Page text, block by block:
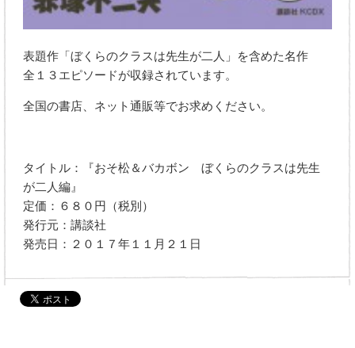
表題作「ぼくらのクラスは先生が二人」を含めた名作
全１３エピソードが収録されています。
全国の書店、ネット通販等でお求めください。
タイトル：『おそ松＆バカボン ぼくらのクラスは先生
が二人編』
定価：６８０円（税別）
発行元：講談社
発売日：２０１７年１１月２１日